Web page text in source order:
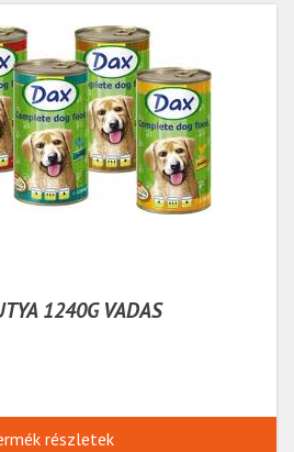
1240G VADAS
részletek